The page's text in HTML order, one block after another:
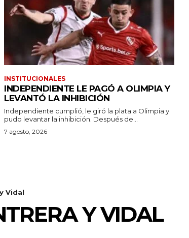
INSTITUCIONALES
INDEPENDIENTE LE PAGÓ A OLIMPIA Y
LEVANTÓ LA INHIBICIÓN
Independiente cumplió, le giró la plata a Olimpia y
pudo levantar la inhibición. Después de...
7 agosto, 2026